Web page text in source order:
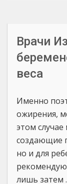
Врачи
веса
Именно
ожирения,
этом
создающие
но и для
лишь затем